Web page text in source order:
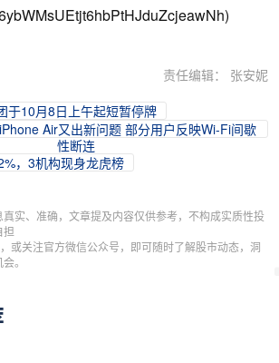
责任编辑： 张安妮
于10月8日上午起短暂停牌
Air又出新问题 部分用户反映Wi-Fi间歇
性断连
，3机构现身龙虎榜
实、准确，文章提及内容仅供参考，不构成实质性投
担
或关注官方微信公众号，即可随时了解股市动态，洞
。